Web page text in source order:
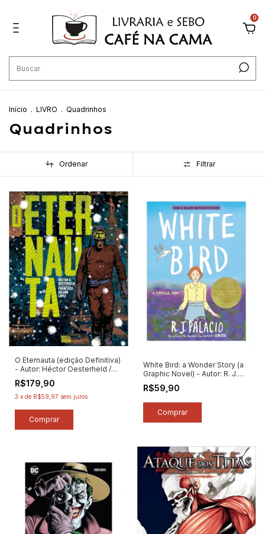
0
Início . LIVRO . Quadrinhos
Quadrinhos
Ordenar Filtrar
O Eternauta (edição Definitiva)
- Autor: Héctor Oesterheld /
Francisco Solano López
(2024) [novo]
R$179,90
3 x de R$59,97 sem juros
White Bird: a Wonder Story (a
Graphic Novel) - Autor: R. J.
Palacio (2022) [usado]
R$59,90